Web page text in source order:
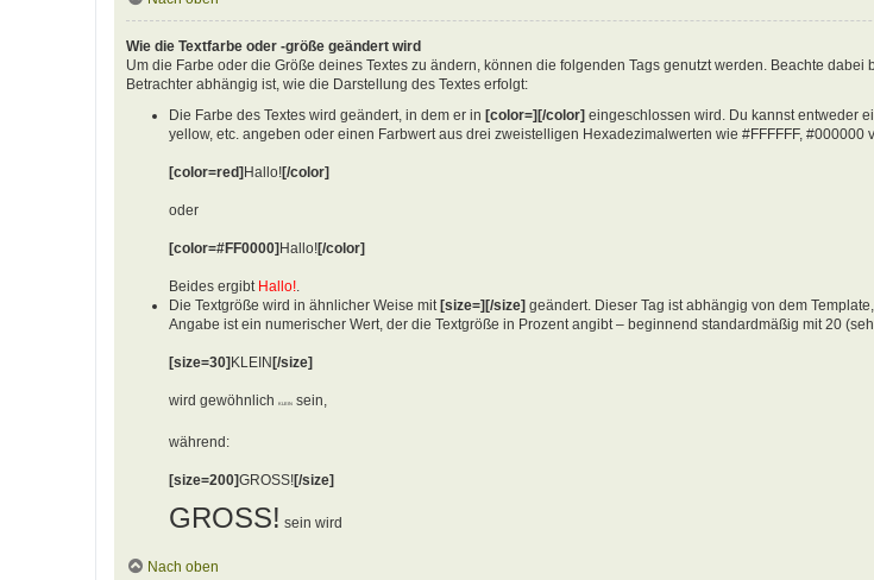
Wie die Textfarbe oder -größe geändert wird
Um die Farbe oder die Größe deines Textes zu ändern, können die folgenden Tags genutzt werden. Beachte dabei
Betrachter abhängig ist, wie die Darstellung des Textes erfolgt:
Die Farbe des Textes wird geändert, in dem er in [color=][/color] eingeschlossen wird. Du kannst entweder
yellow, etc. angeben oder einen Farbwert aus drei zweistelligen Hexadezimalwerten wie #FFFFFF,
[color=red] Hallo![/color]
oder
[color=#FF0000] Hallo![/color]
Beides ergibt Hallo!.
Die Textgröße wird in ähnlicher Weise mit [size=][/size] geändert. Dieser Tag ist abhängig von dem
Angabe ist ein numerischer Wert, der die Textgröße in Prozent angibt – beginnend standardmäßig mit 20
[size=30] KLEIN [/size]
wird gewöhnlich KLEIN sein,
während:
[size=200]GROSS![/size]
GROSS! sein wird
Nach oben